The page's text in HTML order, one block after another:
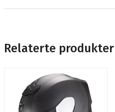
Relaterte produkter